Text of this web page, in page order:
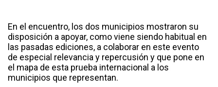
En el encuentro, los dos municipios mostraron su
disposición a apoyar, como viene siendo habitual en
las pasadas ediciones, a colaborar en este evento
de especial relevancia y repercusión y que pone en
el mapa de esta prueba internacional a los
municipios que representan.